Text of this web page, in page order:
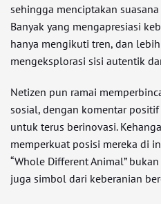
sehingga menciptakan
Banyak yang mengapresiasi
hanya mengikuti tren, dan
mengeksplorasi sisi autentik
Netizen pun ramai
sosial, dengan komentar
untuk terus berinovasi.
memperkuat posisi mereka di
“Whole Different Animal”
juga simbol dari keberanian